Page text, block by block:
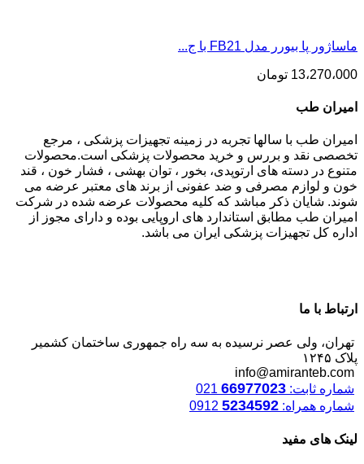
ماساژور پا بیورر مدل FB21 با ج...
13،270،000 تومان
امیران طب
امیران طب با سالها تجربه در زمینه تجهیزات پزشکی ، مرجع
تخصصی نقد و بررس و خرید محصولات پزشکی است.محصولات
متنوع در دسته های ارتوپدی، بخور ، توان بهشی ، فشار خون ، قند
خون و لوازم مصرفی و ضد عفونی از برند های معتبر عرضه می
شوند. شایان ذکر مباشد که کلیه محصولات عرضه شده در شرکت
امیران طب مطابق استاندارد های اروپایی بوده و دارای مجوز از
اداره کل تجهیزات پزشکی ایران می باشد.
ارتباط با ما
تهران، ولی عصر نرسیده به سه راه جمهوری ساختمان کشمیر
پلاک ۱۲۴۵
info@amiranteb.com
شماره ثابت: 66977023
شماره همراه: 5234592
لینک های مفید